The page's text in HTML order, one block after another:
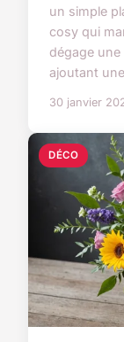
un simple
cosy qui
dégage
ajoutant
30 janvier
DÉCO